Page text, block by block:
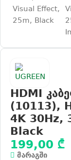
HDMI
(10113),
4K 30Hz,
Black
199,00 ₾
მარაგში